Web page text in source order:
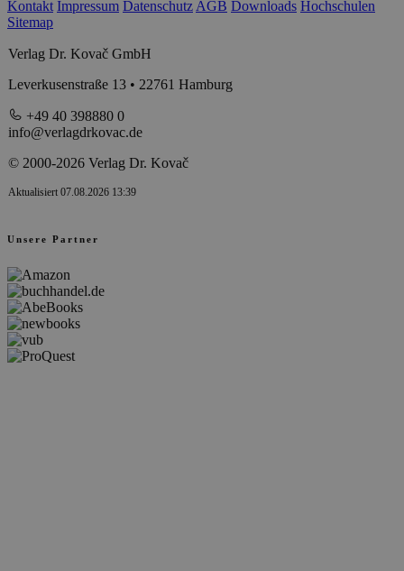
Kontakt Impressum Datenschutz AGB Downloads Hochschulen
Sitemap
Verlag Dr. Kovač GmbH
Leverkusenstraße 13 • 22761 Hamburg
+49 40 398880 0
info@verlagdrkovac.de
© 2000-2026 Verlag Dr. Kovač
Aktualisiert 07.08.2026 13:39
Unsere Partner